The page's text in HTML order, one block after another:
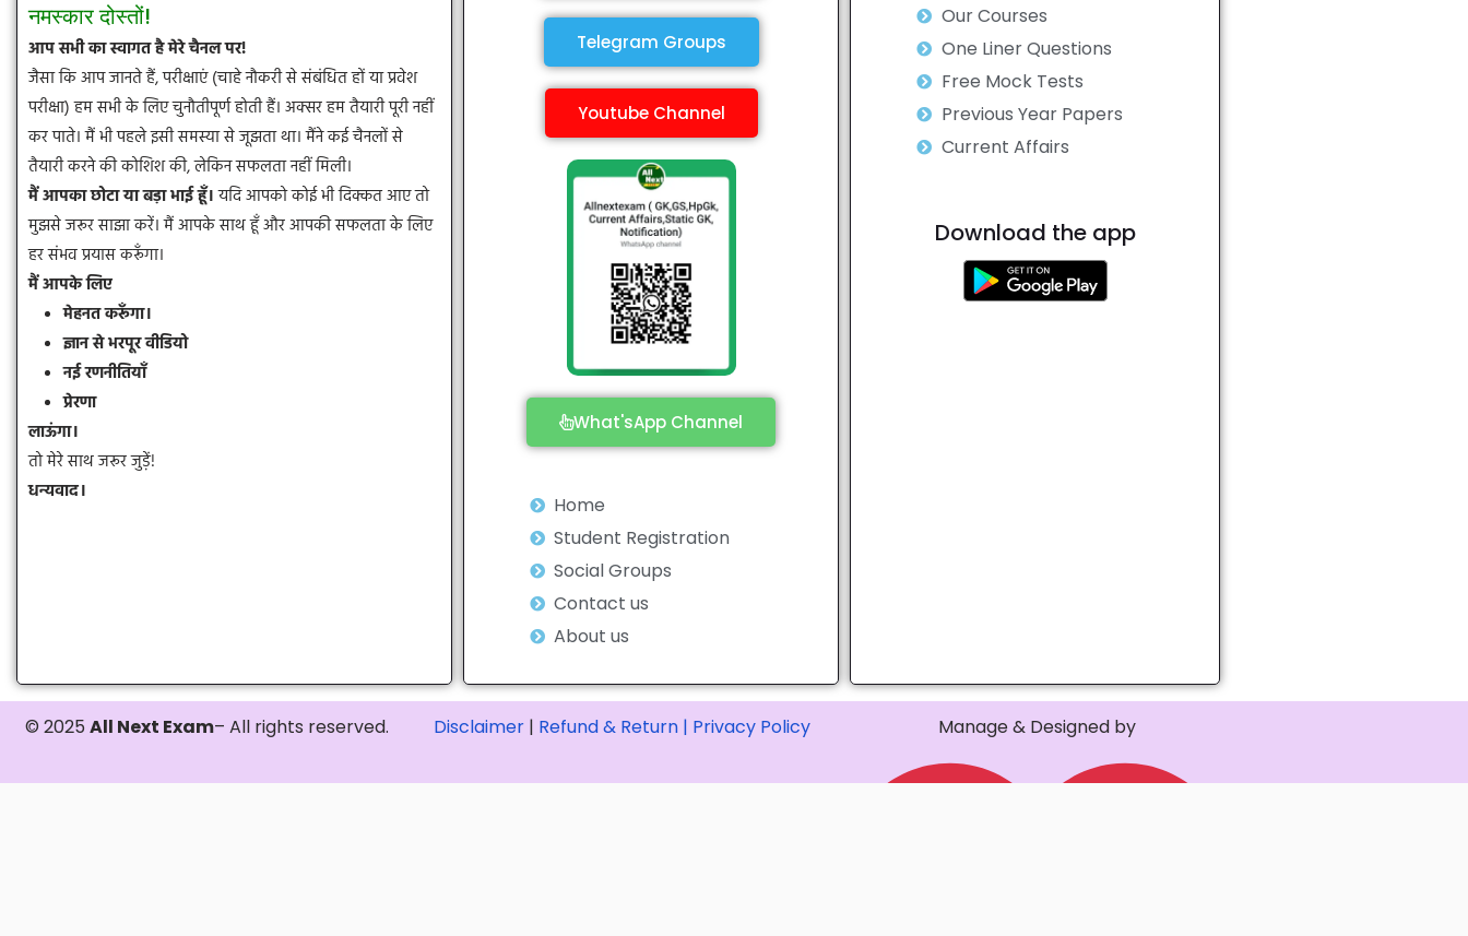
नमस्कार दोस्तों!
आप सभी का स्वागत है मेरे चैनल पर!
जैसा कि आप जानते हैं, परीक्षाएं (चाहे नौकरी से संबंधित हों या प्रवेश
परीक्षा) हम सभी के लिए चुनौतीपूर्ण होती हैं। अक्सर हम तैयारी पूरी नहीं
कर पाते। मैं भी पहले इसी समस्या से जूझता था। मैंने कई चैनलों से
तैयारी करने की कोशिश की, लेकिन सफलता नहीं मिली।
मैं आपका छोटा या बड़ा भाई हूँ।यदि आपको कोई भी दिक्कत आए तो
मुझसे जरूर साझा करें। मैं आपके साथ हूँ और आपकी सफलता के लिए
हर संभव प्रयास करूँगा।
मैं आपके लिए
मेहनत करूँगा।
ज्ञान से भरपूर वीडियो
नई रणनीतियाँ
प्रेरणा
लाऊंगा।
तो मेरे साथ जरूर जुड़ें!
धन्यवाद।
Telegram Groups
Youtube Channel
What'sApp Channel
Home
Student Registration
Social Groups
Contact us
About us
Our Courses
One Liner Questions
Free Mock Tests
Previous Year Papers
Current Affairs
Download the app
© 2025All Next Exam– All rights reserved. Disclaimer | Refund & Return | Privacy Policy Manage & Designed by